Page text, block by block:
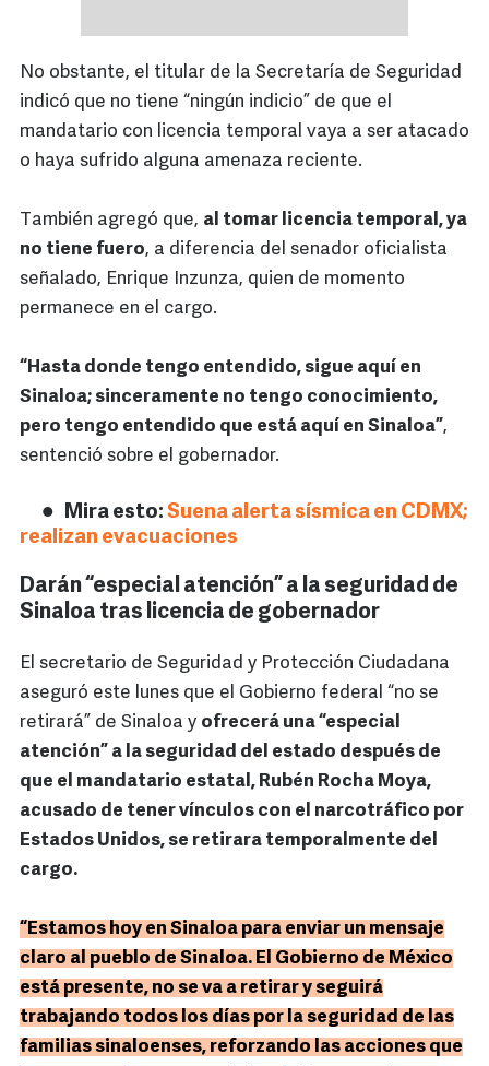
No obstante, el titular de la Secretaría de Seguridad
indicó que no tiene “ningún indicio” de que el
mandatario con licencia temporal vaya a ser atacado
o haya sufrido alguna amenaza reciente.
También agregó que, al tomar licencia temporal, ya
no tiene fuero, a diferencia del senador oficialista
señalado, Enrique Inzunza, quien de momento
permanece en el cargo.
“Hasta donde tengo entendido, sigue aquí en
Sinaloa; sinceramente no tengo conocimiento,
pero tengo entendido que está aquí en Sinaloa”,
sentenció sobre el gobernador.
Mira esto: Suena alerta sísmica en CDMX;
realizan evacuaciones
Darán “especial atención” a la seguridad de
Sinaloa tras licencia de gobernador
El secretario de Seguridad y Protección Ciudadana
aseguró este lunes que el Gobierno federal “no se
retirará” de Sinaloa y ofrecerá una “especial
atención” a la seguridad del estado después de
que el mandatario estatal, Rubén Rocha Moya,
acusado de tener vínculos con el narcotráfico por
Estados Unidos, se retirara temporalmente del
cargo.
“Estamos hoy en Sinaloa para enviar un mensaje
claro al pueblo de Sinaloa. El Gobierno de México
está presente, no se va a retirar y seguirá
trabajando todos los días por la seguridad de las
familias sinaloenses, reforzando las acciones que